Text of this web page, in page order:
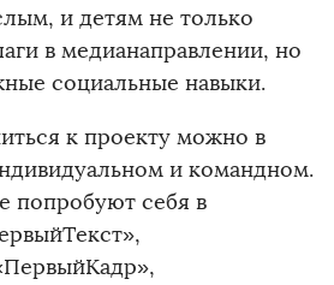
и детям не только
в медианаправлении, но
социальные навыки.
к проекту можно в
и командном.
попробуют себя в